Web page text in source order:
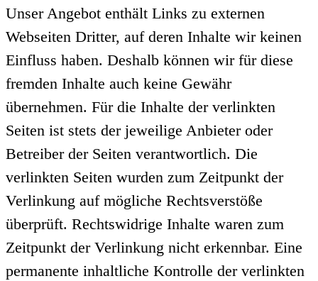
Unser Angebot enthält Links zu externen
Webseiten Dritter, auf deren Inhalte wir keinen
Einfluss haben. Deshalb können wir für diese
fremden Inhalte auch keine Gewähr
übernehmen. Für die Inhalte der verlinkten
Seiten ist stets der jeweilige Anbieter oder
Betreiber der Seiten verantwortlich. Die
verlinkten Seiten wurden zum Zeitpunkt der
Verlinkung auf mögliche Rechtsverstöße
überprüft. Rechtswidrige Inhalte waren zum
Zeitpunkt der Verlinkung nicht erkennbar. Eine
permanente inhaltliche Kontrolle der verlinkten